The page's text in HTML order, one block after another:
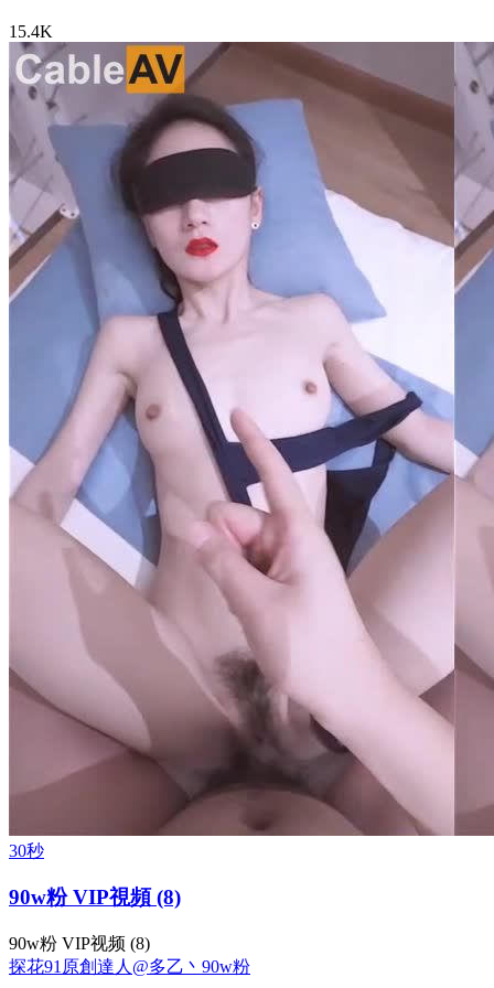
15.4K
30秒
90w粉 VIP視頻 (8)
90w粉 VIP视频 (8)
探花91原創達人@多乙丶 90w粉